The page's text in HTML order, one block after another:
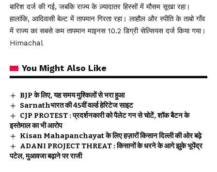
बारिश दर्ज की गई, जबकि राज्य के ज़्यादातर हिस्सों में मौसम सूखा रहा।
हालांकि, आदिवासी बेल्ट में तापमान गिरता रहा। लाहौल और स्पीति के ताबो गाँव
में राज्य का सबसे कम तापमान माइनस 10.2 डिग्री सेल्सियस दर्ज किया गया।
Himachal
You Might Also Like
BJP के लिए, यह समय मुश्किलों से भरा हुआ
Sarnathभारत की 45वीं वर्ल्ड हेरिटेज साइट
CJP PROTEST : प्रदर्शनकारी को पैलेट गन से चोटें, शॉक बैटन के
इस्तेमाल का भी आरोप
Kisan Mahapanchayat के लिए हज़ारों किसान दिल्ली की ओर बढ़े
ADANI PROJECT THREAT : किसानों के धरने के आगे झुके भूपेंद्र
पटेल, मुआवजा बढ़ाने पर राजी